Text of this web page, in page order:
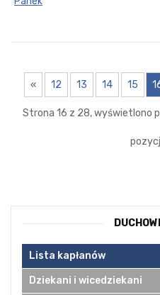
« 12 13 14 15
Strona 16 z 28, wyświetlono
Lista kapłanów
Dziekani i wicedziekani